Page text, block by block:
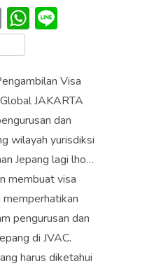
E
m
ai
l
W
s
A
p
p
Visa
JAKARTA
dan
wilayah yurisdiksi
Jepang lagi lho…
membuat visa
memperhatikan
pengurusan dan
di JVAC.
harus diketahui